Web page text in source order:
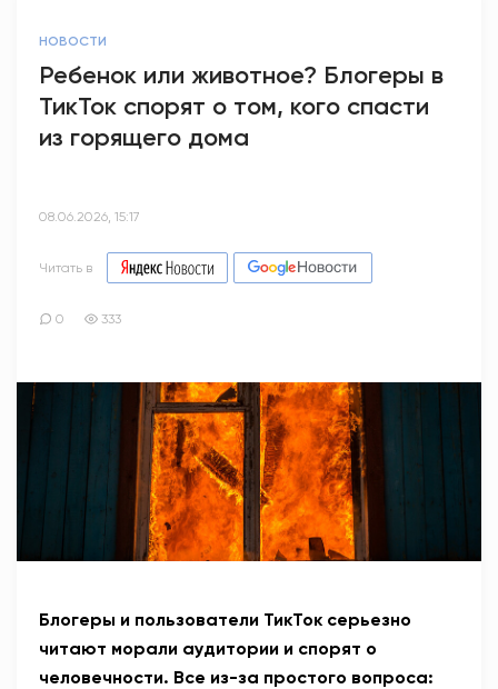
НОВОСТИ
Ребенок или животное? Блогеры в
ТикТок спорят о том, кого спасти
из горящего дома
08.06.2026, 15:17
Читать в
0 333
Блогеры и пользователи ТикТок серьезно
читают морали аудитории и спорят о
человечности. Все из-за простого вопроса: